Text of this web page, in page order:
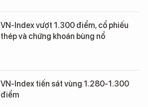
VN-Index vượt 1.300 điểm, cổ phiếu
thép và chứng khoán bùng nổ
VN-Index tiến sát vùng 1.280-1.300
điểm